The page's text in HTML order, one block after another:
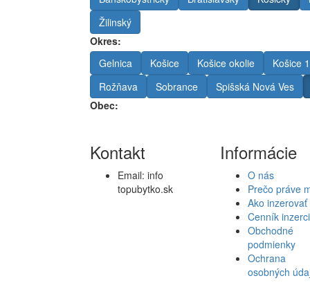
Žilinský
Okres:
Gelnica
Košice Košice okolie
Košice 1
Rožňava
Sobrance
Spišská Nová Ves
Obec:
Kontakt
Email: info
topubytko.sk
Informácie
O nás
Prečo práve
Ako inzerovať
Cenník
Obchodné
podmienky
Ochrana
osobných